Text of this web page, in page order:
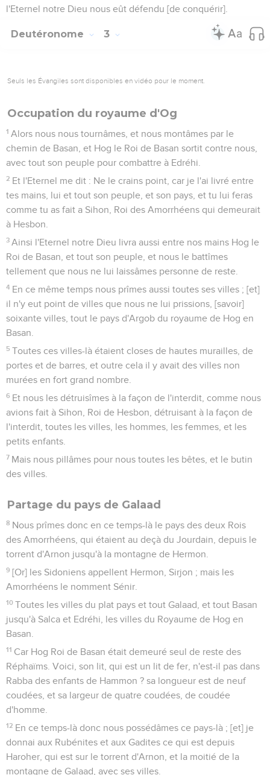
l'Eternel notre Dieu nous eût défendu [de conquérir].
Deutéronome 3
Seuls les Évangiles sont disponibles en vidéo pour le moment.
Occupation du royaume d'Og
1 Alors nous nous tournâmes, et nous montâmes par le
chemin de Basan, et Hog le Roi de Basan sortit contre nous,
avec tout son peuple pour combattre à Edréhi.
2 Et l'Eternel me dit : Ne le crains point, car je l'ai livré entre
tes mains, lui et tout son peuple, et son pays, et tu lui feras
comme tu as fait a Sihon, Roi des Amorrhéens qui demeurait
à Hesbon.
3 Ainsi l'Eternel notre Dieu livra aussi entre nos mains Hog le
Roi de Basan, et tout son peuple, et nous le battîmes
tellement que nous ne lui laissâmes personne de reste.
4 En ce même temps nous prîmes aussi toutes ses villes ; [et]
il n'y eut point de villes que nous ne lui prissions, [savoir]
soixante villes, tout le pays d'Argob du royaume de Hog en
Basan.
5 Toutes ces villes-là étaient closes de hautes murailles, de
portes et de barres, et outre cela il y avait des villes non
murées en fort grand nombre.
6 Et nous les détruisîmes à la façon de l'interdit, comme nous
avions fait à Sihon, Roi de Hesbon, détruisant à la façon de
l'interdit, toutes les villes, les hommes, les femmes, et les
petits enfants.
7 Mais nous pillâmes pour nous toutes les bêtes, et le butin
des villes.
Partage du pays de Galaad
8 Nous prîmes donc en ce temps-là le pays des deux Rois
des Amorrhéens, qui étaient au deçà du Jourdain, depuis le
torrent d'Arnon jusqu'à la montagne de Hermon.
9 [Or] les Sidoniens appellent Hermon, Sirjon ; mais les
Amorrhéens le nomment Sénir.
10 Toutes les villes du plat pays et tout Galaad, et tout Basan
jusqu'à Salca et Edréhi, les villes du Royaume de Hog en
Basan.
11 Car Hog Roi de Basan était demeuré seul de reste des
Réphaïms. Voici, son lit, qui est un lit de fer, n'est-il pas dans
Rabba des enfants de Hammon ? sa longueur est de neuf
coudées, et sa largeur de quatre coudées, de coudée
d'homme.
12 En ce temps-là donc nous possédâmes ce pays-là ; [et] je
donnai aux Rubénites et aux Gadites ce qui est depuis
Haroher, qui est sur le torrent d'Arnon, et la moitié de la
montagne de Galaad, avec ses villes.